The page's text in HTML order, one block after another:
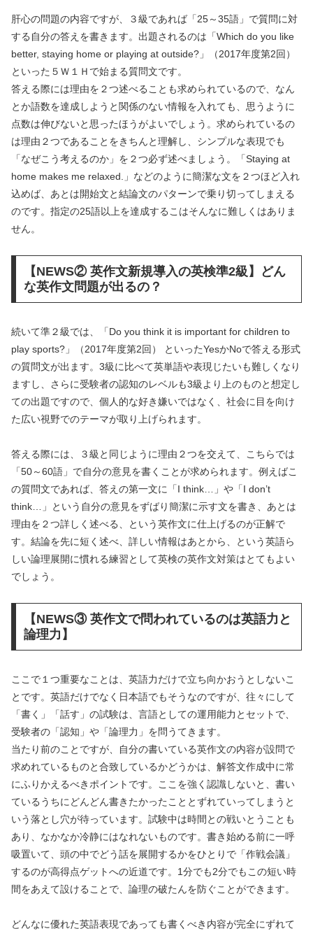
肝心の問題の内容ですが、３級であれば「25～35語」で質問に対
する自分の答えを書きます。出題されるのは「Which do you like
better, staying home or playing at outside?」（2017年度第2回）
といった５Ｗ１Ｈで始まる質問文です。
答える際には理由を２つ述べることも求められているので、なん
とか語数を達成しようと関係のない情報を入れても、思うように
点数は伸びないと思ったほうがよいでしょう。求められているの
は理由２つであることをきちんと理解し、シンプルな表現でも
「なぜこう考えるのか」を２つ必ず述べましょう。「Staying at
home makes me relaxed.」などのように簡潔な文を２つほど入れ
込めば、あとは開始文と結論文のパターンで乗り切ってしまえる
のです。指定の25語以上を達成するこはそんなに難しくはありま
せん。
【NEWS② 英作文新規導入の英検準2級】どん
な英作文問題が出るの？
続いて準２級では、「Do you think it is important for children to
play sports?」（2017年度第2回） といったYesかNoで答える形式
の質問文が出ます。3級に比べて英単語や表現じたいも難しくなり
ますし、さらに受験者の認知のレベルも3級より上のものと想定し
ての出題ですので、個人的な好き嫌いではなく、社会に目を向け
た広い視野でのテーマが取り上げられます。
答える際には、３級と同じように理由２つを交えて、こちらでは
「50～60語」で自分の意見を書くことが求められます。例えばこ
の質問文であれば、答えの第一文に「I think…」や「I don’t
think…」という自分の意見をずばり簡潔に示す文を書き、あとは
理由を２つ詳しく述べる、という英作文に仕上げるのが正解で
す。結論を先に短く述べ、詳しい情報はあとから、という英語ら
しい論理展開に慣れる練習として英検の英作文対策はとてもよい
でしょう。
【NEWS③ 英作文で問われているのは英語力と
論理力】
ここで１つ重要なことは、英語力だけで立ち向かおうとしないこ
とです。英語だけでなく日本語でもそうなのですが、往々にして
「書く」「話す」の試験は、言語としての運用能力とセットで、
受験者の「認知」や「論理力」を問うてきます。
当たり前のことですが、自分の書いている英作文の内容が設問で
求めれているものと合致しているかどうかは、解答文作成中に常
にふりかえるべきポイントです。ここを強く認識しないと、書い
ているうちにどんどん書きたかったこととずれていってしまうと
いう落とし穴が待っています。試験中は時間との戦いとうことも
あり、なかなか冷静にはなれないものです。書き始める前に一呼
吸置いて、頭の中でどう話を展開するかをひとりで「作戦会議」
するのが高得点ゲットへの近道です。1分でも2分でもこの短い時
間をあえて設けることで、論理の破たんを防ぐことができます。
どんなに優れた英語表現であっても書くべき内容が完全にずれて